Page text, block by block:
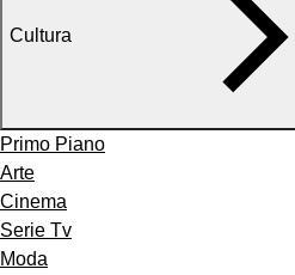
Cultura
Primo Piano
Arte
Cinema
Serie Tv
Moda